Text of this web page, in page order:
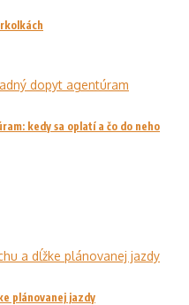
kedy sa oplatí a čo do neho
plánovanej jazdy